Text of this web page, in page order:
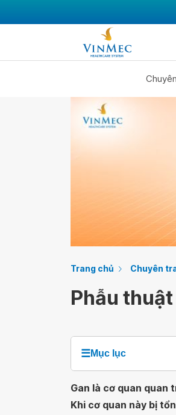
Trang chủ Chuyên
Phẫu
☰Mục lục
Gan là cơ quan quan
Khi cơ quan này bị